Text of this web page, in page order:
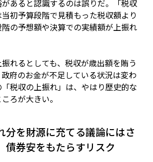
あると認識するのは誤りだ。「税収
初予算段階で見積もった税収額より
の予想額や決算での実績額が上振れ
れるとしても、税収が歳出額を賄う
府のお金が不足している状況は変わ
税収の上振れ」は、やはり歴史的な
ろが大きい。
分を財源に充てる議論にはさ
債券安をもたらすリスク